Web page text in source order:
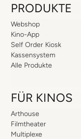
PRODUKTE
Webshop
Kino-App
Self Order Kiosk
Kassensystem
Alle Produkte
FÜR KINOS
Arthouse
Filmtheater
Multiplexe